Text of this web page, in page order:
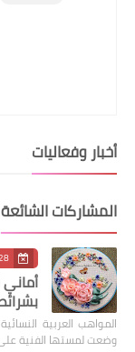
أخبار وفعاليات
المشاركات الشائعة
28
المواهب العربية
وضعت لمستها الفنية